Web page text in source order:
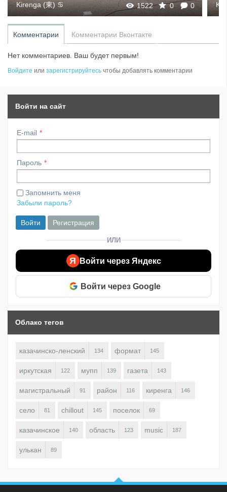
1522 0 0
Kirenga (東) ♋
Комментарии Комментарии Вконтакте
Нет комментариев. Ваш будет первым!
Войдите или зарегистрируйтесь чтобы добавлять комментарии
Войти на сайт
E-mail
Пароль
Запомнить меня
Забыли пароль?
Войти Регистрация
ИЛИ
Я Войти через Яндекс
Войти через Google
Облако тегов
казачинско-ленский 134 формат 145
иркутская 122 мупп 139 газета 143
магистральный 91 район 116 киренга 146
село 81 chillout 145 поселок 69
казачинское 140 область 123 music 187
улькан 89